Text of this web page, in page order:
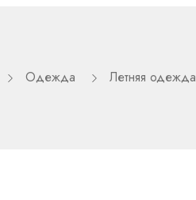
Одежда Летняя одежда